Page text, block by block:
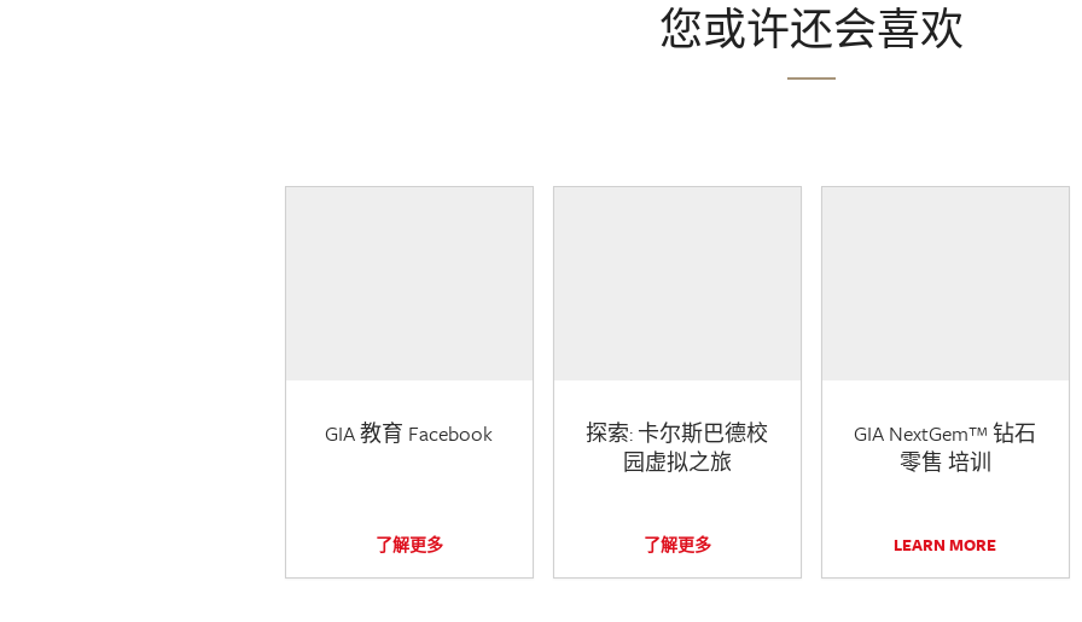
您或许还会喜欢
GIA 教育 Facebook
了解更多
探索: 卡尔斯巴德校
园虚拟之旅
了解更多
GIA NextGem™ 钻石
零售 培训
LEARN MORE